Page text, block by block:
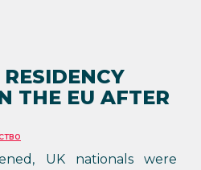
THE EU AFTER
UK nationals were